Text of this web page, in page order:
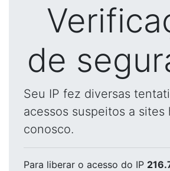
de
Seu IP fez diversas
acessos suspeitos a sites
conosco.
Para liberar o acesso do IP